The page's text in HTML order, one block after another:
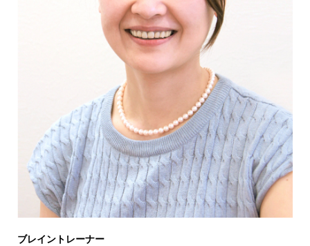
ブレイントレーナー